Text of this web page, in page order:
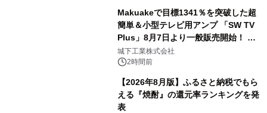
Makuakeで目標1341％を突破した超
簡単＆小型テレビ用アンプ 「SW TV
Plus」8月7日より一般販売開始！ ケ
ーブル1本つなぐだけ、テレビの音が
ぐっと豊かに
城下工業株式会社
2時間前
【2026年8月版】ふるさと納税でもら
える『焼酎』の還元率ランキングを発
表